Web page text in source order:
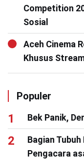
Competition
Sosial
Aceh Cinema
Khusus
Populer
Bek Panik,
Bagian
Pengacara